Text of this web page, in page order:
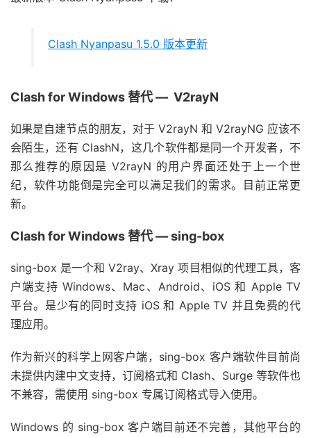
Clash Nyanpasu 1.5.0 版本更新
Clash for Windows 替代 — V2rayN
如果是自建节点的朋友，对于 V2rayN 和 V2rayNG 应该不
会陌生，还有 ClashN，这几个软件都是同一个开发者，不
那么推荐的原因是 V2rayN 的用户界面还处于上一个世
纪，软件功能倒是完全可以满足我们的需求。目前正常更
新。
Clash for Windows 替代 — sing-box
sing-box 是一个和 V2ray、Xray 项目相似的代理工具，客
户端支持 Windows、Mac、Android、iOS 和 Apple TV
平台。是少有的同时支持 iOS 和 Apple TV 并且免费的代
理应用。
作为新兴的科学上网客户端，sing-box 客户端软件目前尚
未提供内建中文支持，订阅格式和 Clash、Surge 等软件也
不兼容，需使用 sing-box 专属订阅格式导入使用。
Windows 的 sing-box 客户端目前还不完善，其他平台的